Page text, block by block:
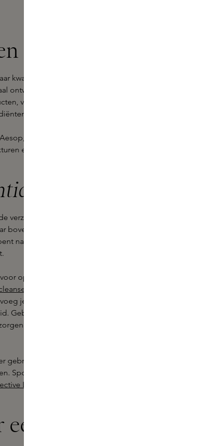
bij Skins
kwaliteit en elegantie
ontworpen voor de verzorging
van hydraterende crèmes tot
zoals aloë vera en kamille.
waar doeltreffendheid en
en subtiele geuren maken de
verzorging die het verdient. Met
boven, iedere dag weer. Of je nu
naar een frisse uitstraling,
optimale resultaten. Begin met
je een kleine hoeveelheid van
Gebruik daarna een
en te beschermen tegen
gebruiken. Breng een dunne laag
Spoel af met warm water en
Lip Balm
unieke